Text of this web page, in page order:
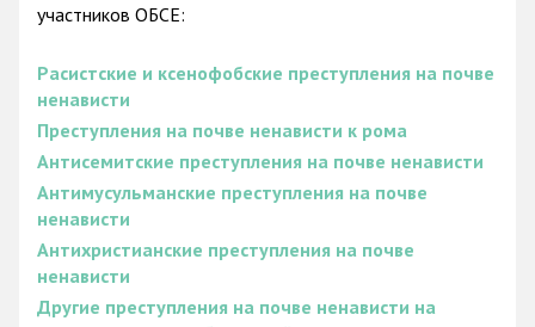
участников ОБСЕ:
Расистские и ксенофобские преступления на почве
ненависти
Преступления на почве ненависти к рома
Антисемитские преступления на почве ненависти
Антимусульманские преступления на почве
ненависти
Антихристианские преступления на почве
ненависти
Другие преступления на почве ненависти на